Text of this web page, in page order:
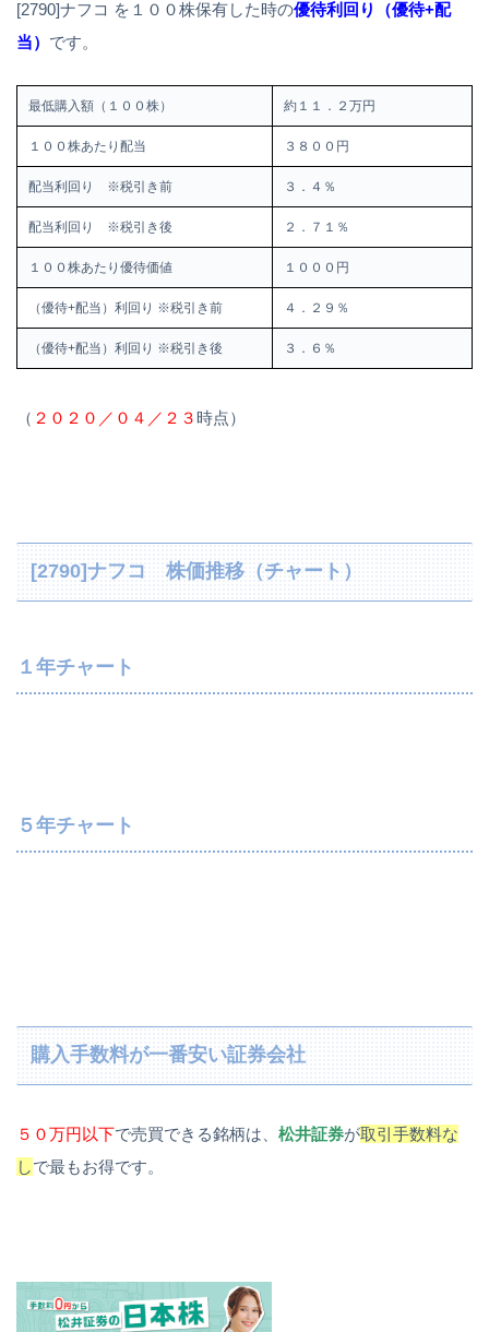
[2790]ナフコ を１００株保有した時の優待利回り（優待+配
当） です。
最低購入額（１００株） 約１１．２万円
１００株あたり配当 ３８００円
配当利回り ※税引き前 ３．４％
配当利回り ※税引き後 ２．７１％
１００株あたり優待価値 １０００円
（優待+配当）利回り ※税引き前 ４．２９％
（優待+配当）利回り ※税引き後 ３．６％
（ ２０２０／０４／２３時点）
[2790]ナフコ 株価推移（チャート）
１年チャート
５年チャート
購入手数料が一番安い証券会社
５０万円以下で売買できる銘柄は、 松井証券が取引手数料な
しで最もお得です。